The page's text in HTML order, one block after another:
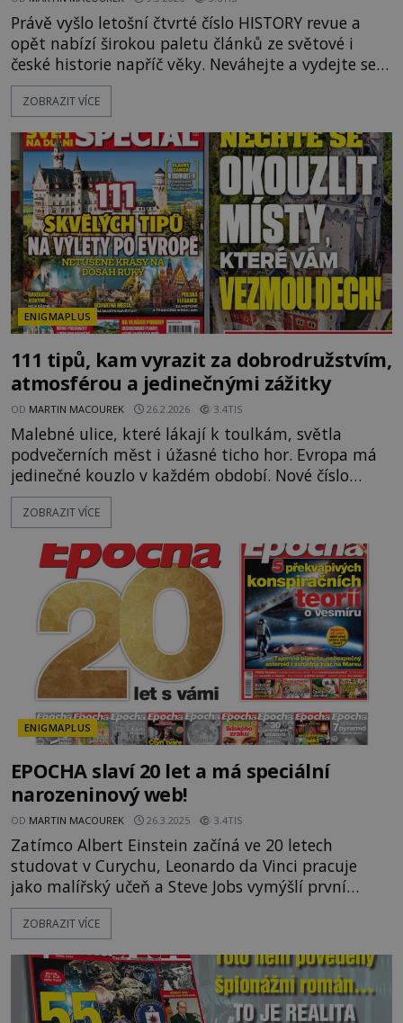
Právě vyšlo letošní čtvrté číslo HISTORY revue a
opět nabízí širokou paletu článků ze světové i
české historie napříč věky. Neváhejte a vydejte se s
námi na úžasnou cestu časem! V hlavním Tématu
čísla vyplouváme se slavným Kryštofem Kolumbem
Kolumbus musel nejdříve mocné vládce přesvědčit,
že jeho cesta západním směrem do Asie má vůbec
smysl, a to
ZOBRAZIT VÍCE
ENIGMAPLUS
111 tipů, kam vyrazit za dobrodružstvím,
atmosférou a jedinečnými zážitky
OD MARTIN MACOUREK 26.2.2026 3.4TIS
Malebné ulice, které lákají k toulkám, světla
podvečerních měst i úžasné ticho hor. Evropa má
jedinečné kouzlo v každém období. Nové číslo
Světa na dlani Speciál vás zve na cestu plnou
inspirace, dobrodružství i romantiky. Přinášíme
Evropy v celé její podobě. Města s
neopakovatelnou atmosférou Vydejte se s námi na
prohlídku měst, která patří k
ZOBRAZIT VÍCE
ENIGMAPLUS
EPOCHA slaví 20 let a má speciální
narozeninový web!
OD MARTIN MACOUREK 26.3.2025 3.4TIS
Zatímco Albert Einstein začíná ve 20 letech
studovat v Curychu, Leonardo da Vinci pracuje
jako malířský učeň a Steve Jobs vymýšlí první
prototyp svého počítače, EPOCHA má za sebou 520
vydání a směle pokračuje dál. Právě v těchto
této příležitosti jsme vydali speciální webovou
stránku epocha20let.cz, kde na vás čeká nejedno
překvapení. Co jsme p
ZOBRAZIT VÍCE